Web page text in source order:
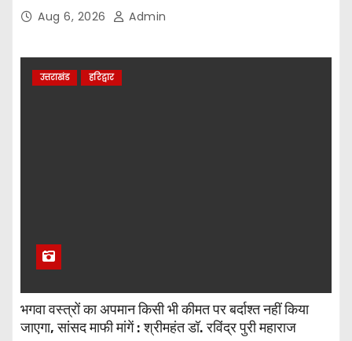
Aug 6, 2026 Admin
उत्तराखंड हरिद्वार
भगवा वस्त्रों का अपमान किसी भी कीमत पर बर्दाश्त नहीं किया
जाएगा, सांसद माफी मांगें : श्रीमहंत डॉ. रविंद्र पुरी महाराज